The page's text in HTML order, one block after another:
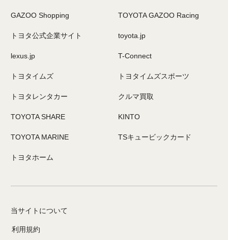
GAZOO Shopping TOYOTA GAZOO Racing
トヨタ公式企業サイト toyota.jp
lexus.jp T-Connect
トヨタイムズ トヨタイムズスポーツ
トヨタレンタカー クルマ買取
TOYOTA SHARE KINTO
TOYOTA MARINE TSキュービックカード
トヨタホーム
当サイトについて
利用規約